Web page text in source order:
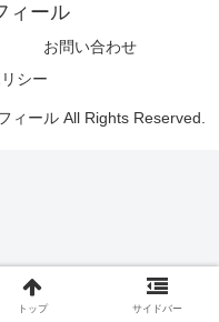
ィール
お問い合わせ
シー
ィール All Rights Reserved.
トップ サイドバー